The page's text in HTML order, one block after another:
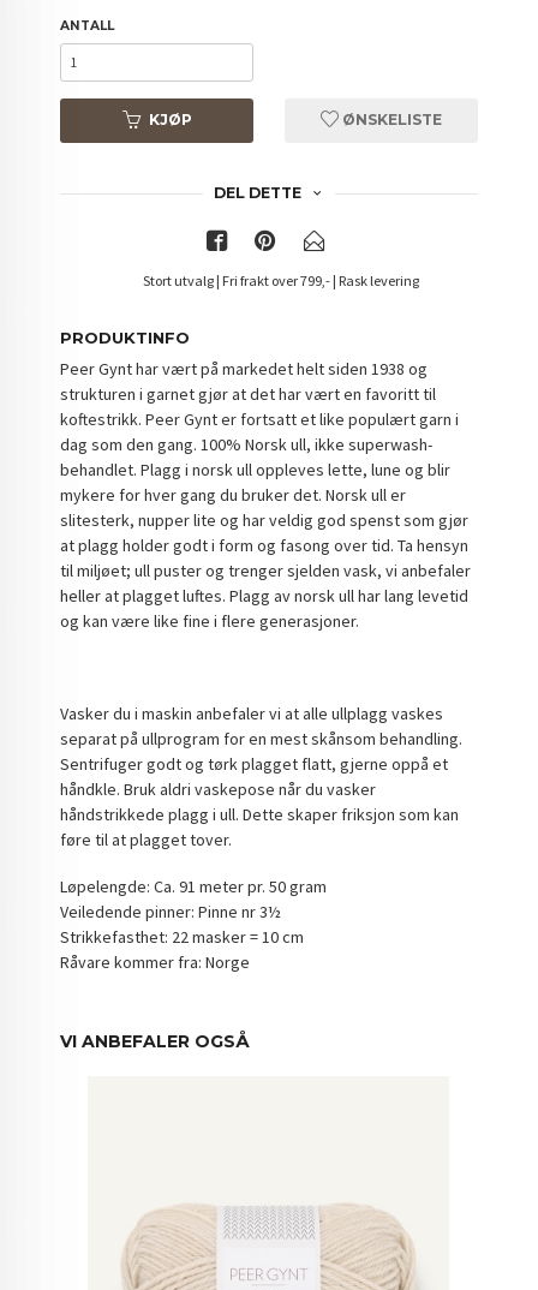
ANTALL
KJØP ØNSKELISTE
DEL DETTE
Stort utvalg | Fri frakt over 799,- | Rask levering
PRODUKTINFO
Peer Gynt har vært på markedet helt siden 1938 og
strukturen i garnet gjør at det har vært en favoritt til
koftestrikk. Peer Gynt er fortsatt et like populært garn i
dag som den gang. 100% Norsk ull, ikke superwash-
behandlet. Plagg i norsk ull oppleves lette, lune og blir
mykere for hver gang du bruker det. Norsk ull er
slitesterk, nupper lite og har veldig god spenst som gjør
at plagg holder godt i form og fasong over tid. Ta hensyn
til miljøet; ull puster og trenger sjelden vask, vi anbefaler
heller at plagget luftes. Plagg av norsk ull har lang levetid
og kan være like fine i flere generasjoner.
Vasker du i maskin anbefaler vi at alle ullplagg vaskes
separat på ullprogram for en mest skånsom behandling.
Sentrifuger godt og tørk plagget flatt, gjerne oppå et
håndkle. Bruk aldri vaskepose når du vasker
håndstrikkede plagg i ull. Dette skaper friksjon som kan
føre til at plagget tover.
Løpelengde: Ca. 91 meter pr. 50 gram
Veiledende pinner: Pinne nr 3½
Strikkefasthet: 22 masker = 10 cm
Råvare kommer fra: Norge
VI ANBEFALER OGSÅ